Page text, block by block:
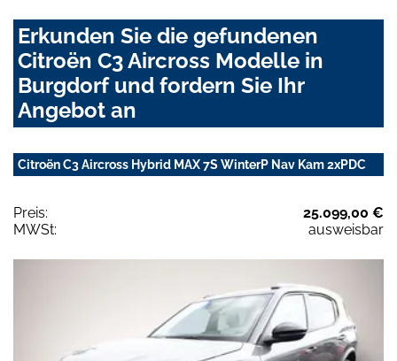
Erkunden Sie die gefundenen
Citroën C3 Aircross Modelle in
Burgdorf und fordern Sie Ihr
Angebot an
Citroën C3 Aircross Hybrid MAX 7S WinterP Nav Kam 2xPDC
Preis:
25.099,00 €
MWSt:
ausweisbar